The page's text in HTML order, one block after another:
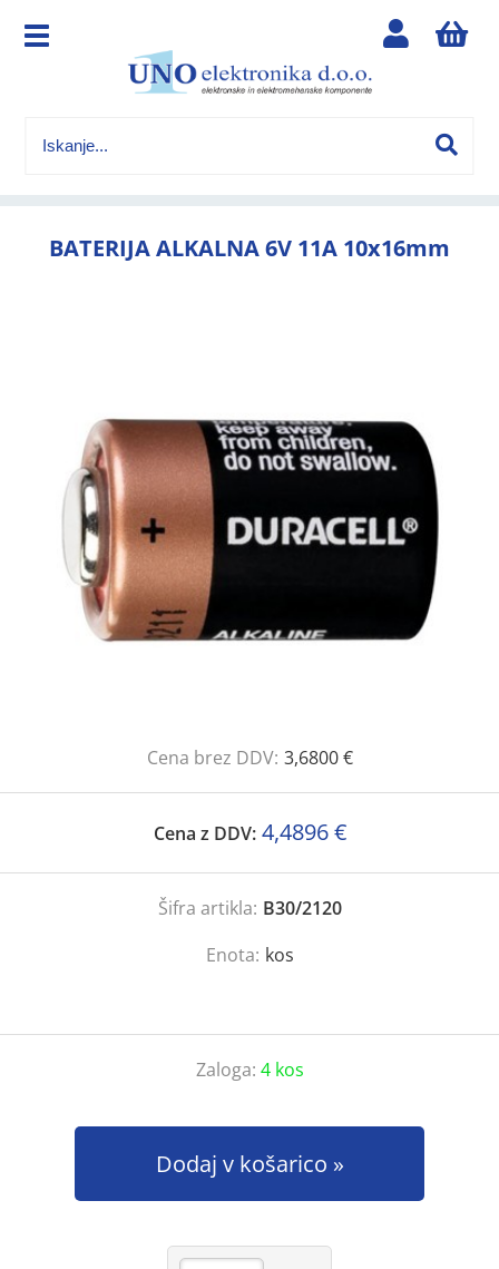
BATERIJA ALKALNA 6V 11A 10x16mm
Cena brez DDV: 3,6800 €
Cena z DDV: 4,4896 €
Šifra artikla: B30/2120
Enota: kos
Zaloga: 4 kos
Dodaj v košarico